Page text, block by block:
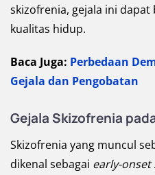
skizofrenia, gejala ini
kualitas hidup.
Baca Juga: Perbedaan
Gejala dan Pengobatan
Gejala Skizofrenia
Skizofrenia yang muncul
dikenal sebagai early-